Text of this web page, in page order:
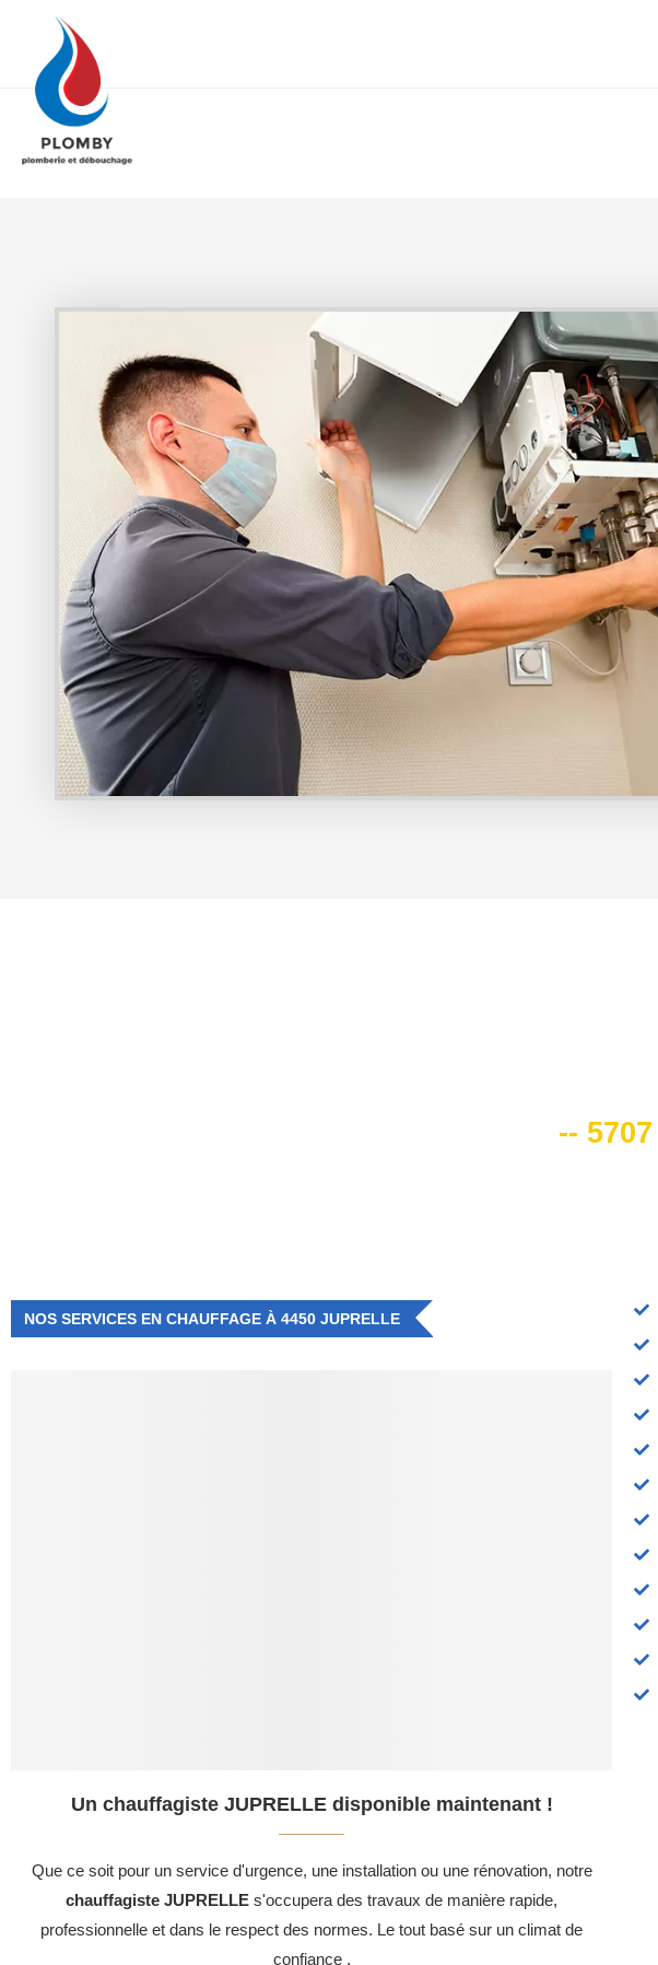
-- 5707
NOS SERVICES EN CHAUFFAGE À 4450 JUPRELLE
Un chauffagiste JUPRELLE disponible maintenant !
Que ce soit pour un service d'urgence, une installation ou une rénovation, notre
chauffagiste JUPRELLE s'occupera des travaux de manière rapide,
professionnelle et dans le respect des normes. Le tout basé sur un climat de
confiance .